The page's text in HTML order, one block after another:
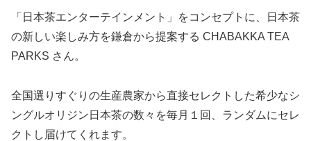
「日本茶エンターテインメント」をコンセプトに、日本茶
の新しい楽しみ方を鎌倉から提案する CHABAKKA TEA
PARKS さん。
全国選りすぐりの生産農家から直接セレクトした希少なシ
ングルオリジン日本茶の数々を毎月１回、ランダムにセレ
クトし届けてくれます。